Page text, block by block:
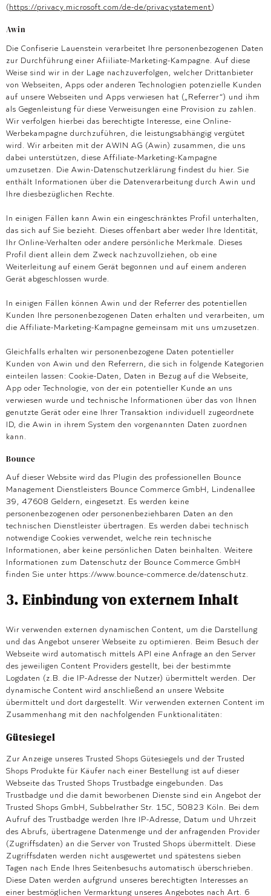
(https://privacy.microsoft.com/de-de/privacystatement)
Awin
Die Confiserie Lauenstein verarbeitet Ihre personenbezogenen Daten
zur Durchführung einer Afiiliate-Marketing-Kampagne. Auf diese
Weise sind wir in der Lage nachzuverfolgen, welcher Drittanbieter
von Webseiten, Apps oder anderen Technologien potenzielle Kunden
auf unsere Webseiten und Apps verwiesen hat („Referrer“) und ihm
als Gegenleistung für diese Verweisungen eine Provision zu zahlen.
Wir verfolgen hierbei das berechtigte Interesse, eine Online-
Werbekampagne durchzuführen, die leistungsabhängig vergütet
wird. Wir arbeiten mit der AWIN AG (Awin) zusammen, die uns
dabei unterstützen, diese Affiliate-Marketing-Kampagne
umzusetzen. Die Awin-Datenschutzerklärung findest du hier. Sie
enthält Informationen über die Datenverarbeitung durch Awin und
Ihre diesbezüglichen Rechte.
In einigen Fällen kann Awin ein eingeschränktes Profil unterhalten,
das sich auf Sie bezieht. Dieses offenbart aber weder Ihre Identität,
Ihr Online-Verhalten oder andere persönliche Merkmale. Dieses
Profil dient allein dem Zweck nachzuvollziehen, ob eine
Weiterleitung auf einem Gerät begonnen und auf einem anderen
Gerät abgeschlossen wurde.
In einigen Fällen können Awin und der Referrer des potentiellen
Kunden Ihre personenbezogenen Daten erhalten und verarbeiten, um
die Affiliate-Marketing-Kampagne gemeinsam mit uns umzusetzen.
Gleichfalls erhalten wir personenbezogene Daten potentieller
Kunden von Awin und den Referrern, die sich in folgende Kategorien
einteilen lassen: Cookie-Daten, Daten in Bezug auf die Webseite,
App oder Technologie, von der ein potentieller Kunde an uns
verwiesen wurde und technische Informationen über das von Ihnen
genutzte Gerät oder eine Ihrer Transaktion individuell zugeordnete
ID, die Awin in ihrem System den vorgenannten Daten zuordnen
kann.
Bounce
Auf dieser Website wird das Plugin des professionellen Bounce
Management Dienstleisters Bounce Commerce GmbH, Lindenallee
39, 47608 Geldern, eingesetzt. Es werden keine
personenbezogenen oder personenbeziehbaren Daten an den
technischen Dienstleister übertragen. Es werden dabei technisch
notwendige Cookies verwendet, welche rein technische
Informationen, aber keine persönlichen Daten beinhalten. Weitere
Informationen zum Datenschutz der Bounce Commerce GmbH
finden Sie unter https://www.bounce-commerce.de/datenschutz.
3. Einbindung von externem Inhalt
Wir verwenden externen dynamischen Content, um die Darstellung
und das Angebot unserer Webseite zu optimieren. Beim Besuch der
Webseite wird automatisch mittels API eine Anfrage an den Server
des jeweiligen Content Providers gestellt, bei der bestimmte
Logdaten (z.B. die IP-Adresse der Nutzer) übermittelt werden. Der
dynamische Content wird anschließend an unsere Website
übermittelt und dort dargestellt. Wir verwenden externen Content im
Zusammenhang mit den nachfolgenden Funktionalitäten:
Gütesiegel
Zur Anzeige unseres Trusted Shops Gütesiegels und der Trusted
Shops Produkte für Käufer nach einer Bestellung ist auf dieser
Webseite das Trusted Shops Trustbadge eingebunden. Das
Trustbadge und die damit beworbenen Dienste sind ein Angebot der
Trusted Shops GmbH, Subbelrather Str. 15C, 50823 Köln. Bei dem
Aufruf des Trustbadge werden Ihre IP-Adresse, Datum und Uhrzeit
des Abrufs, übertragene Datenmenge und der anfragenden Provider
(Zugriffsdaten) an die Server von Trusted Shops übermittelt. Diese
Zugriffsdaten werden nicht ausgewertet und spätestens sieben
Tagen nach Ende Ihres Seitenbesuchs automatisch überschrieben.
Diese Daten werden aufgrund unseres berechtigten Interesses an
einer bestmöglichen Vermarktung unseres Angebotes nach Art. 6